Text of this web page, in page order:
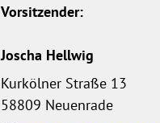
Kurkölner Straße 13
58809 Neuenrade
Vorsitzender:
Joscha Hellwig